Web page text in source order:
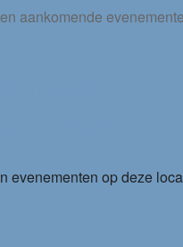
aankomende
evenementen op deze